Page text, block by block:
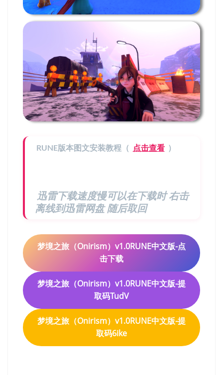
RUNE版本图文安装教程（ 点击查看 ）
迅雷下载速度慢可以在下载时 右击
离线到迅雷网盘 随后取回
梦境之旅（Onirism）v1.0RUNE中文版-点
击下载
梦境之旅（Onirism）v1.0RUNE中文版-提
取码TudV
梦境之旅（Onirism）v1.0RUNE中文版-提
取码6ike